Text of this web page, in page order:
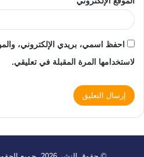
احفظ اسمي، بريدي الإلكتروني،
لاستخدامها المرة المقبلة في تعليقي.